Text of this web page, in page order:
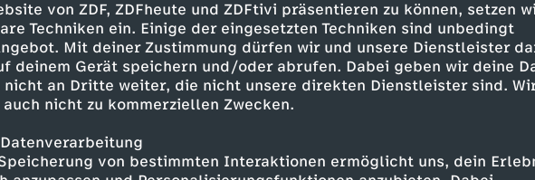
von ZDF, ZDFheute und ZDFtivi präsentieren zu können, setzen
Techniken ein. Einige der eingesetzten Techniken sind unbedingt
Mit deiner Zustimmung dürfen wir und unsere Dienstleister
deinem Gerät speichern und/oder abrufen. Dabei geben wir deine
nicht an Dritte weiter, die nicht unsere direkten Dienstleister sind.
nicht zu kommerziellen Zwecken.
von bestimmten Interaktionen ermöglicht uns, dein